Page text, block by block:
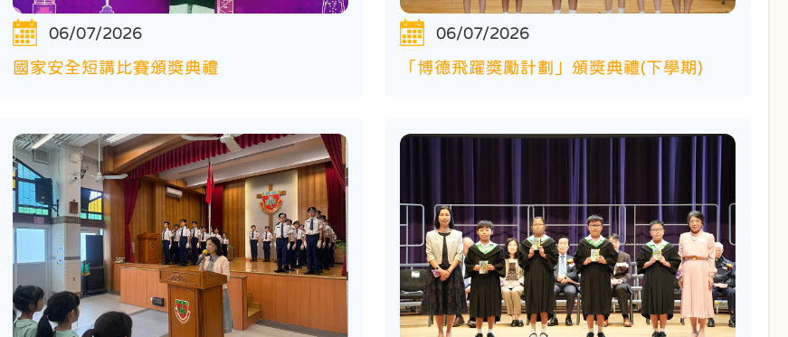
06/07/2026
國家安全短講比賽頒獎典禮
06/07/2026
「博德飛躍獎勵計劃」頒獎典禮(下學期)